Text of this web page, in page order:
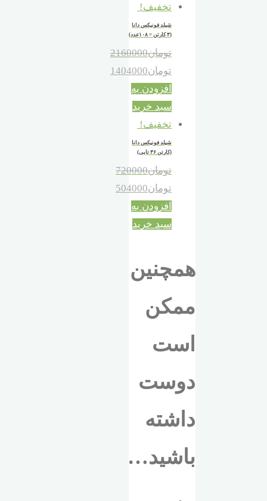
تخفیف!
شیلد فونیکس دانا
(۳ کارتن = ۱۰۸عدد)
تومان2160000
تومان1404000
افزودن به
سبد خرید
تخفیف!
شیلد فونیکس دانا
(کارتن ۳۶ تایی)
تومان720000
تومان504000
افزودن به
سبد خرید
همچنین
ممکن
است
دوست
داشته
باشید…